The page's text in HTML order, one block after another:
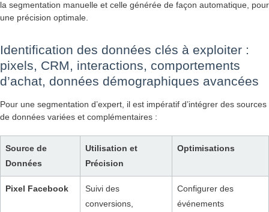
la segmentation manuelle et celle générée de façon automatique, pour
une précision optimale.
Identification des données clés à exploiter :
pixels, CRM, interactions, comportements
d’achat, données démographiques avancées
Pour une segmentation d’expert, il est impératif d’intégrer des sources
de données variées et complémentaires :
Source de
Données
Utilisation et
Précision
Optimisations
Pixel Facebook
Suivi des
conversions,
Configurer des
événements